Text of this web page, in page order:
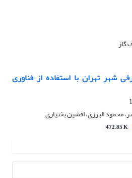
گاز
شهر تهران با استفاده از فناوری
محمود البرزی، افشین بختیاری
472.85 K